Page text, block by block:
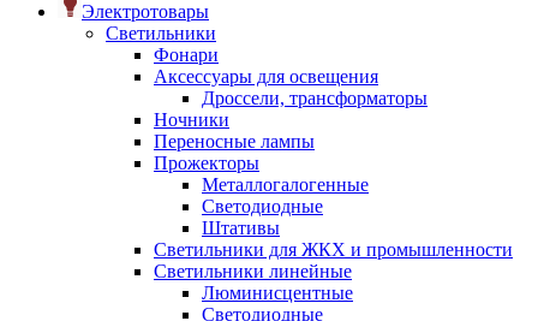
Электротовары
Светильники
Фонари
Аксессуары для освещения
Дроссели, трансформаторы
Ночники
Переносные лампы
Прожекторы
Металлогалогенные
Светодиодные
Штативы
Светильники для ЖКХ и промышленности
Светильники линейные
Люминисцентные
Светодиодные